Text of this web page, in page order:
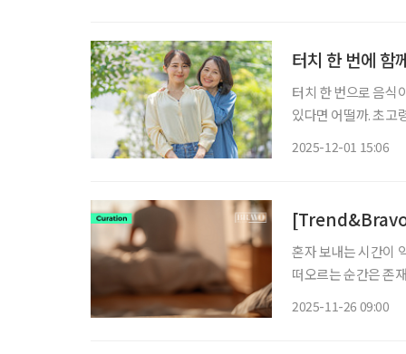
터치 한 번에 함
터치 한 번으로 음식
있다면 어떨까. 초고
2025-12-01 15:06
[Trend&Bravo]
혼자 보내는 시간이
떠오르는 순간은 존
2025-11-26 09:00